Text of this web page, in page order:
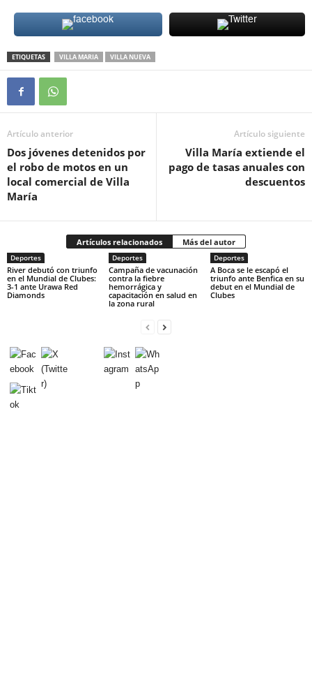
ETIQUETAS VILLA MARIA VILLA NUEVA
Artículo anterior
Dos jóvenes detenidos por
el robo de motos en un
local comercial de Villa
María
Artículo siguiente
Villa María extiende el
pago de tasas anuales con
descuentos
Artículos relacionados Más del autor
Deportes
River debutó con triunfo
en el Mundial de Clubes:
3-1 ante Urawa Red
Diamonds
Deportes
Campaña de vacunación
contra la fiebre
hemorrágica y
capacitación en salud en
la zona rural
Deportes
A Boca se le escapó el
triunfo ante Benfica en su
debut en el Mundial de
Clubes